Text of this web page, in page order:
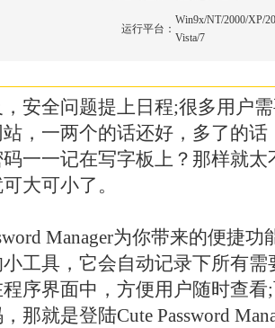
运行平台：
Win9x/NT/2000/XP/
Vista/7
安全问题提上日程;很多用户
，一两个的话还好，多了的
一一记在写字板上？那样就
大可小了。
Manager为你带来的便捷
工具，它会自动记录下所有
序界面中，方便用户随时查
那就是登陆Cute Password